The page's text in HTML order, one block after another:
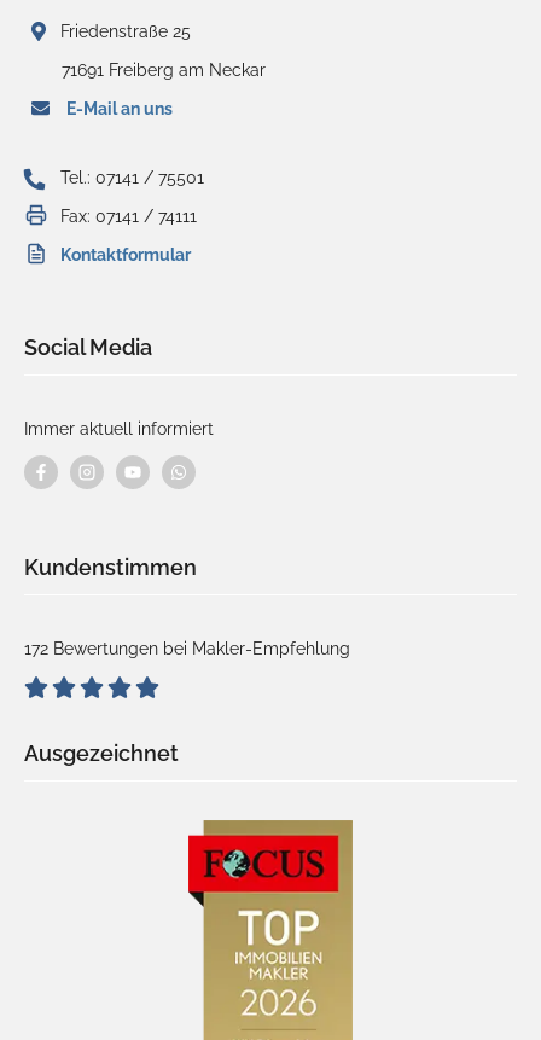
Friedenstraße 25
71691 Freiberg am Neckar
E-Mail an uns
Tel.: 07141 / 75501
Fax: 07141 / 74111
Kontaktformular
Social Media
Immer aktuell informiert
Kundenstimmen
172 Bewertungen bei Makler-Empfehlung
Ausgezeichnet